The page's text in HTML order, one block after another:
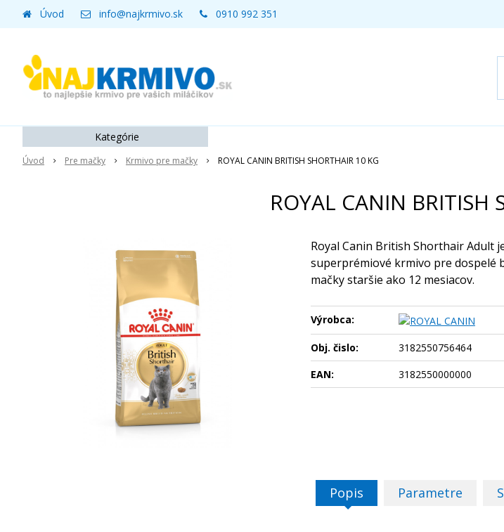
Úvod info@najkrmivo.sk 0910 992 351
Úvod Pre mačky Krmivo pre mačky ROYAL CANIN BRITISH SHORTHAIR 10 KG
ROYAL CANIN BRITISH
Royal Canin British Shorthair Adult
superprémiové krmivo pre dospelé
mačky staršie ako 12 mesiacov.
Výrobca:
Obj. čislo:
3182550756464
EAN:
3182550000000
Popis Parametre
Kategórie